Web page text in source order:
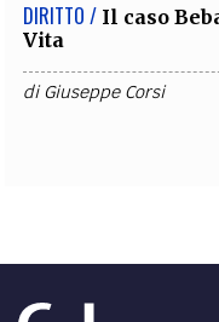
DIRITTO / Il caso
Vita
diGiuseppe Corsi